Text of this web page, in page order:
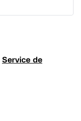
Service de